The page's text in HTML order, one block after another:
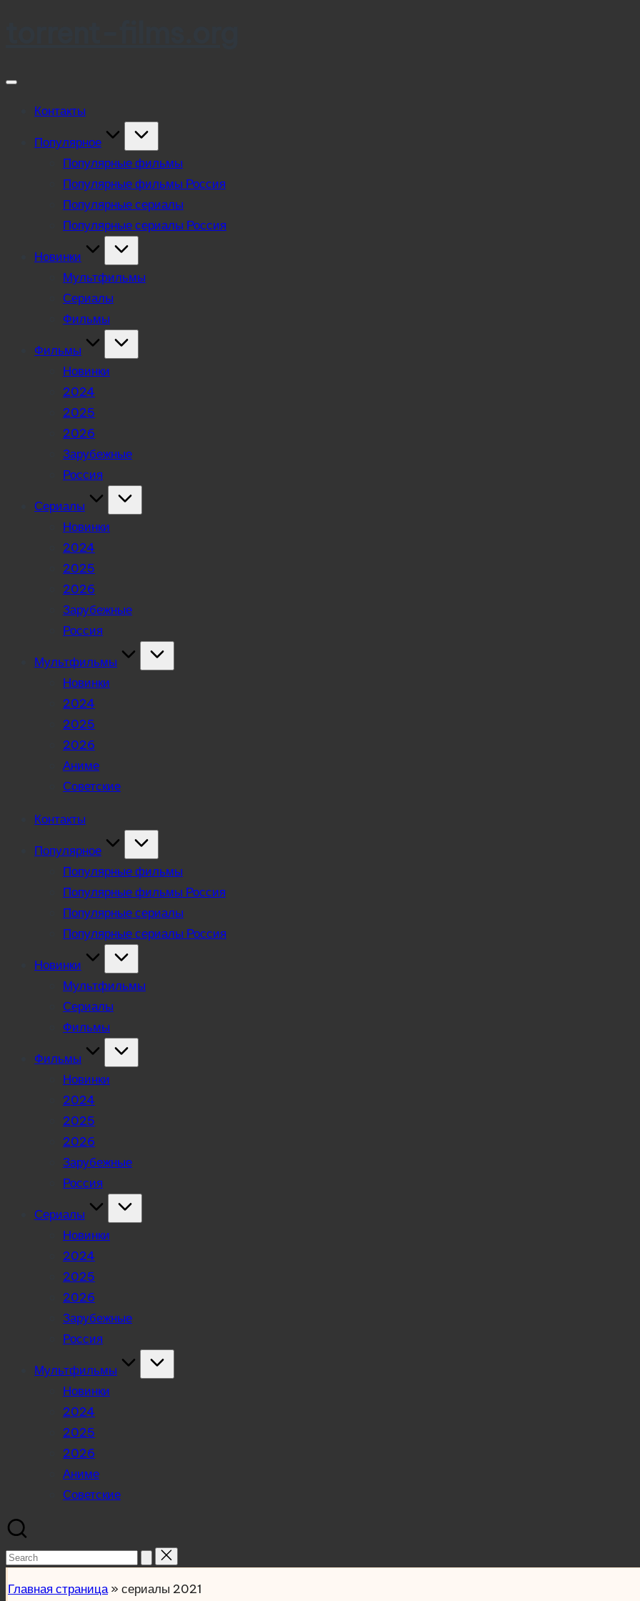
Контакты
Популярное
Популярные фильмы
Популярные фильмы Россия
Популярные сериалы
Популярные сериалы Россия
Новинки
Мультфильмы
Сериалы
Фильмы
Фильмы
Новинки
2024
2025
2026
Зарубежные
Россия
Сериалы
Новинки
2024
2025
2026
Зарубежные
Россия
Мультфильмы
Новинки
2024
2025
2026
Аниме
Советские
Контакты
Популярное
Популярные фильмы
Популярные фильмы Россия
Популярные сериалы
Популярные сериалы Россия
Новинки
Мультфильмы
Сериалы
Фильмы
Фильмы
Новинки
2024
2025
2026
Зарубежные
Россия
Сериалы
Новинки
2024
2025
2026
Зарубежные
Россия
Мультфильмы
Новинки
2024
2025
2026
Аниме
Советские
Search
Главная страница» сериалы 2021